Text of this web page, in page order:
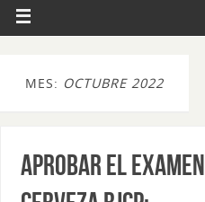
MES: OCTUBRE 2022
Aprobar el